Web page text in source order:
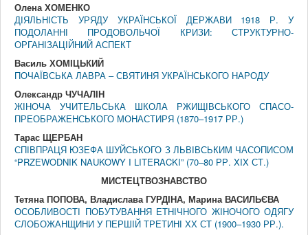
Олена ХОМЕНКО
ДІЯЛЬНІСТЬ УРЯДУ УКРАЇНСЬКОЇ ДЕРЖАВИ 1918 Р. У
ПОДОЛАННІ ПРОДОВОЛЬЧОЇ КРИЗИ: СТРУКТУРНО-
ОРГАНІЗАЦІЙНИЙ АСПЕКТ
Василь ХОМІЦЬКИЙ
ПОЧАЇВСЬКА ЛАВРА – СВЯТИНЯ УКРАЇНСЬКОГО НАРОДУ
Олександр ЧУЧАЛІН
ЖІНОЧА УЧИТЕЛЬСЬКА ШКОЛА РЖИЩІВСЬКОГО СПАСО-
ПРЕОБРАЖЕНСЬКОГО МОНАСТИРЯ (1870–1917 РР.)
Тарас ЩЕРБАН
СПІВПРАЦЯ ЮЗЕФА ШУЙСЬКОГО З ЛЬВІВСЬКИМ ЧАСОПИСОМ
“PRZEWODNIK NAUKOWY I LITERACKI” (70–80 РР. XIX СТ.)
МИСТЕЦТВОЗНАВСТВО
Тетяна ПОПОВА, Владислава ГУРДІНА, Марина ВАСИЛЬЄВА
ОСОБЛИВОСТІ ПОБУТУВАННЯ ЕТНІЧНОГО ЖІНОЧОГО ОДЯГУ
СЛОБОЖАНЩИНИ У ПЕРШІЙ ТРЕТИНІ ХХ СТ (1900–1930 РР.).